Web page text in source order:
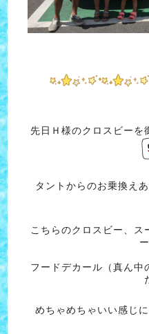
先日Ｈ様のクロスビーを
タントからのお乗換え
こちらのクロスビー、ス
フードデカール（真ん中
めちゃめちゃいい感じ